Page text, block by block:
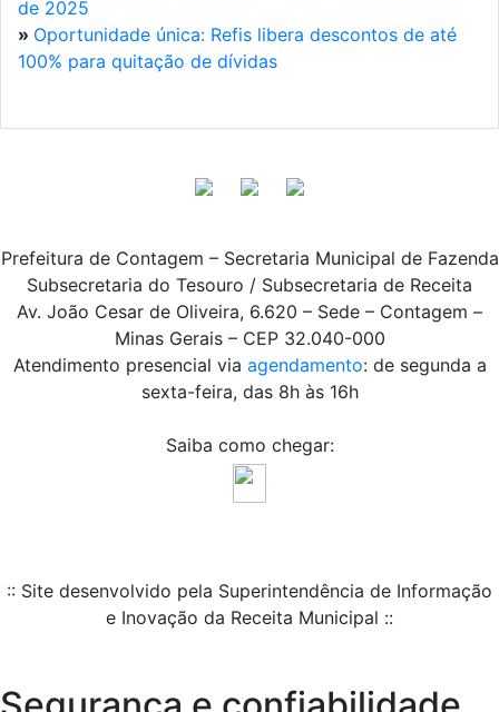
de 2025
» Oportunidade única: Refis libera descontos de até
100% para quitação de dívidas
Prefeitura de Contagem – Secretaria Municipal de Fazenda
Subsecretaria do Tesouro / Subsecretaria de Receita
Av. João Cesar de Oliveira, 6.620 – Sede – Contagem –
Minas Gerais – CEP 32.040-000
Atendimento presencial via agendamento: de segunda a
sexta-feira, das 8h às 16h
Saiba como chegar:
:: Site desenvolvido pela Superintendência de Informação
e Inovação da Receita Municipal ::